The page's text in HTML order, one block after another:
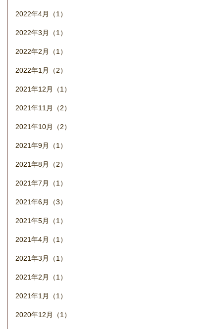
2022年4月（1）
2022年3月（1）
2022年2月（1）
2022年1月（2）
2021年12月（1）
2021年11月（2）
2021年10月（2）
2021年9月（1）
2021年8月（2）
2021年7月（1）
2021年6月（3）
2021年5月（1）
2021年4月（1）
2021年3月（1）
2021年2月（1）
2021年1月（1）
2020年12月（1）